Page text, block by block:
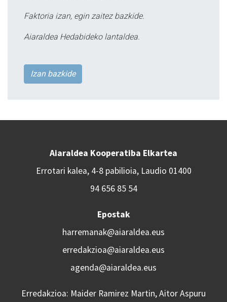
Faktoria izan, egin zaitez bazkide.
Aiaraldea Hedabideko lantaldea.
Izan bazkide
Aiaraldea Kooperatiba Elkartea
Errotari kalea, 4-8 pabilioia, Laudio 01400
94 656 85 54
Epostak
harremanak@aiaraldea.eus
erredakzioa@aiaraldea.eus
agenda@aiaraldea.eus
Erredakzioa: Maider Ramirez Martin, Aitor Aspuru